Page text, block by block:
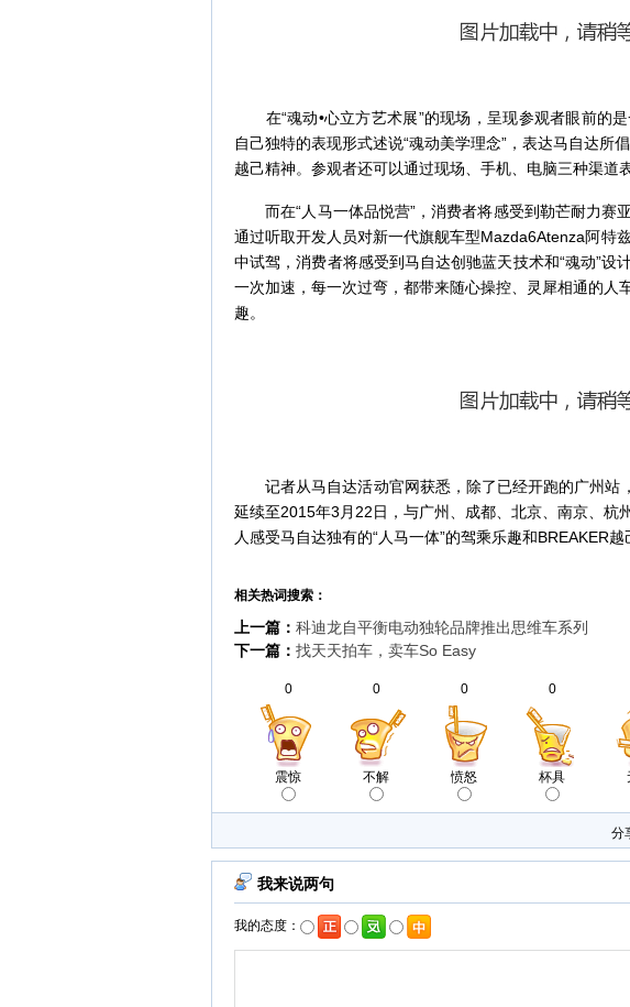
在“魂动•心立方艺术展”的现场，呈现参观者眼前的
自己独特的表现形式述说“魂动美学理念”，表达马自达所
越己精神。参观者还可以通过现场、手机、电脑三种渠道
而在“人马一体品悦营”，消费者将感受到勒芒耐力赛
通过听取开发人员对新一代旗舰车型Mazda6Atenza阿特
中试驾，消费者将感受到马自达创驰蓝天技术和“魂动”
一次加速，每一次过弯，都带来随心操控、灵犀相通的人
趣。
记者从马自达活动官网获悉，除了已经开跑的广州站，
延续至2015年3月22日，与广州、成都、北京、南京、杭
人感受马自达独有的“人马一体”的驾乘乐趣和BREAKER越
相关热词搜索：
上一篇： 科迪龙自平衡电动独轮品牌推出思维车系列
下一篇： 找天天拍车，卖车So Easy
0
震惊
0
不解
0
愤怒
0
杯具
分